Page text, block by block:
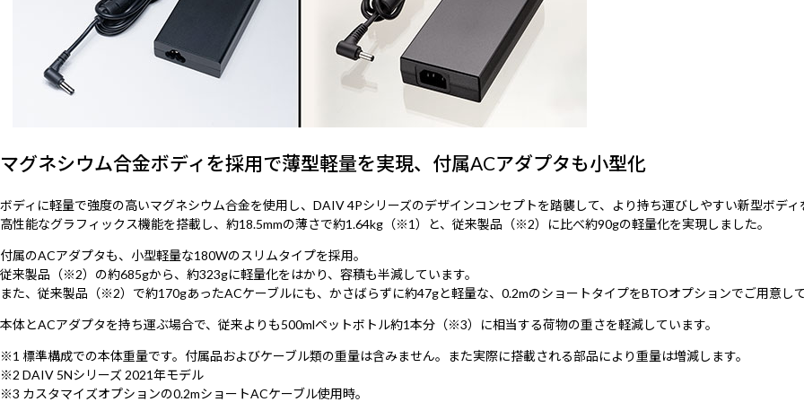
マグネシウム合金ボディを採用で薄型軽量を実現、付属ACアダプタも小型化
ボディに軽量で強度の高いマグネシウム合金を使用し、DAIV 4Pシリーズのデザインコンセプトを踏襲して、より持ち運びしやすい新型ボディ
高性能なグラフィックス機能を搭載し、約18.5mmの薄さで約1.64kg（※1）と、従来製品（※2）に比べ約90gの軽量化を実現しました。
付属のACアダプタも、小型軽量な180Wのスリムタイプを採用。
従来製品（※2）の約685gから、約323gに軽量化をはかり、容積も半減しています。
また、従来製品（※2）で約170gあったACケーブルにも、かさばらずに約47gと軽量な、0.2mのショートタイプをBTOオプションでご用意して
本体とACアダプタを持ち運ぶ場合で、従来よりも500mlペットボトル約1本分（※3）に相当する荷物の重さを軽減しています。
※1 標準構成での本体重量です。付属品およびケーブル類の重量は含みません。また実際に搭載される部品により重量は増減します。
※2 DAIV 5Nシリーズ 2021年モデル
※3 カスタマイズオプションの0.2mショートACケーブル使用時。